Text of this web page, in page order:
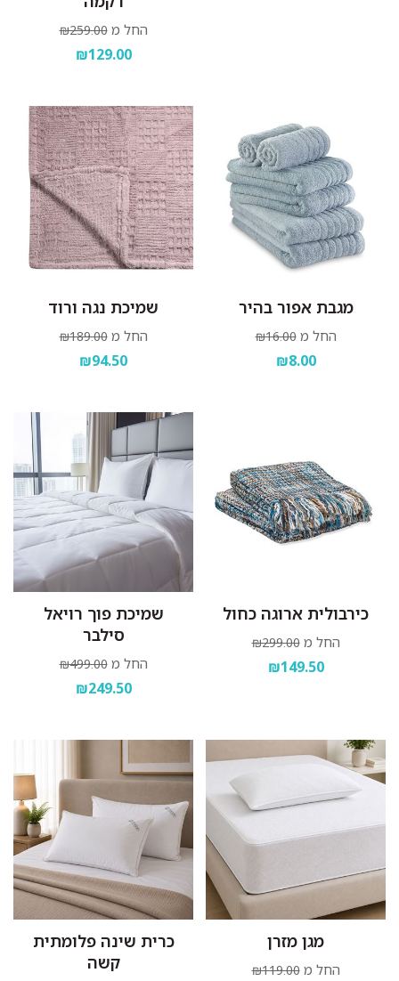
החל מ ₪259.00
₪129.00
מגבת אפור בהיר
החל מ ₪16.00
₪8.00
שמיכת נגה ורוד
החל מ ₪189.00
₪94.50
כירבולית ארוגה כחול
החל מ ₪299.00
₪149.50
שמיכת פוך רויאל
סילבר
החל מ ₪499.00
₪249.50
מגן מזרן
החל מ ₪119.00
כרית שינה פלומתית
קשה